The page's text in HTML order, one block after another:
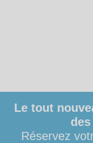
Le tout
Réservez